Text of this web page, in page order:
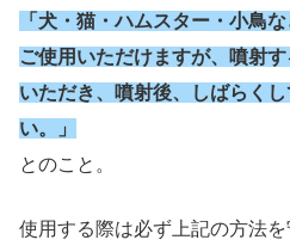
「犬・猫・ハムスター・小鳥
ご使用いただけますが、噴射
いただき、噴射後、しばらく
い。」
とのこと。
使用する際は必ず上記の方法を